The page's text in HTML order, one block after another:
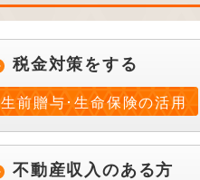
税金対策をする
生前贈与･生命保険の活用
不動産収入のある方